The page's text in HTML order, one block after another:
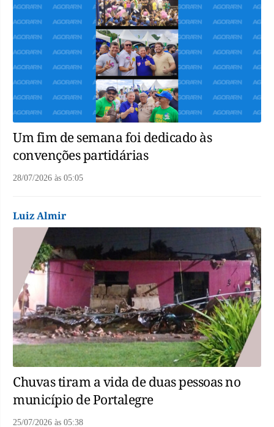
Um fim de semana foi dedicado às
convenções partidárias
28/07/2026 às 05:05
Luiz Almir
Chuvas tiram a vida de duas pessoas no
município de Portalegre
25/07/2026 às 05:38